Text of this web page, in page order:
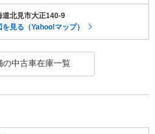
道北見市大正140-9
を見る（Yahoo!マップ）
の中古車在庫一覧